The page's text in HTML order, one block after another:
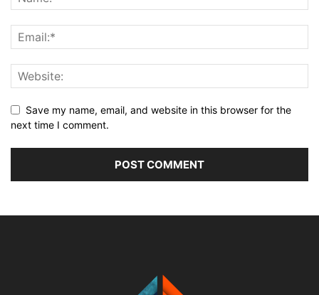
Save my name, email, and website in this browser for the
next time I comment.